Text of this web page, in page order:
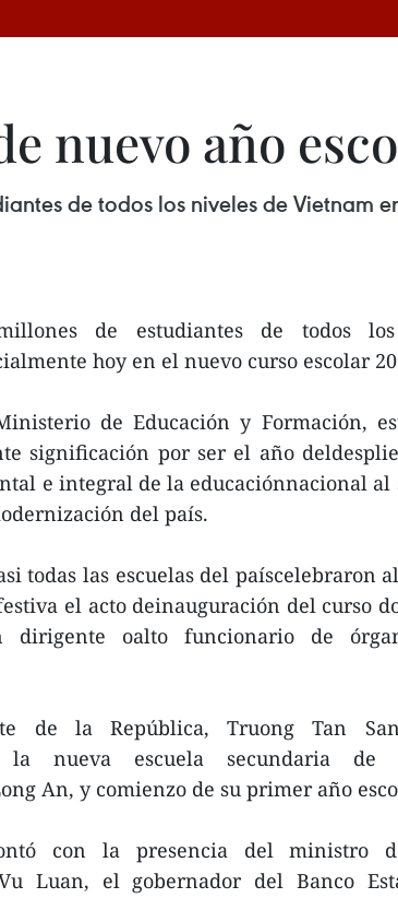
nuevo año
de todos los niveles de Vietnam
de estudiantes de todos
hoy en el nuevo curso escolar
de Educación y Formación,
significación por ser el año
e integral de la educaciónnacional al
del país.
todas las escuelas del paíscelebraron
el acto deinauguración del curso
dirigente oalto funcionario de
de la República, Truong Tan
la nueva escuela secundaria de
An, y comienzo de su primer año
con la presencia del ministro
Luan, el gobernador del Banco